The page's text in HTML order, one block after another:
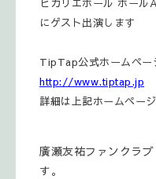
にゲスト出演します
TipTap公式ホームペー
http://www.tiptap.jp
詳細は上記ホームペー
廣瀬友祐ファンクラ
す。